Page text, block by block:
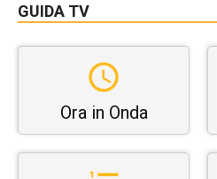
GUIDA TV
Ora in Onda